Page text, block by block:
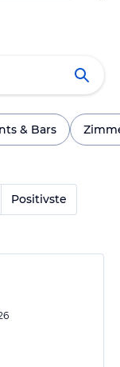
& Bars
Positivste